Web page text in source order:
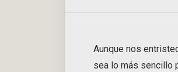
Aunque nos
sea lo más sencillo